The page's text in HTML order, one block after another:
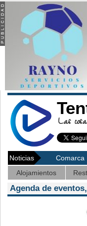
Las
Noticias Comarca
Alojamientos
Agenda de